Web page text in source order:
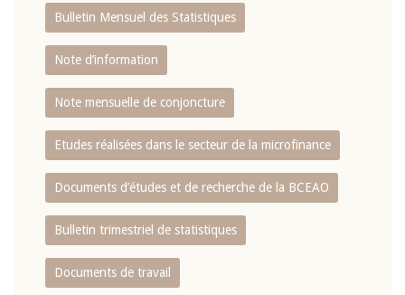
Bulletin Mensuel des Statistiques
Note d’information
Note mensuelle de conjoncture
Etudes réalisées dans le secteur de la microfinance
Documents d’études et de recherche de la BCEAO
Bulletin trimestriel de statistiques
Documents de travail